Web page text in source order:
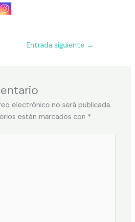
Entrada siguiente →
electrónico no será publicada.
están marcados con *